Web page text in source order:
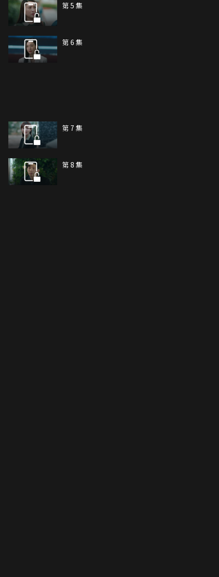
第 5 集
第 6 集
第 7 集
第 8 集